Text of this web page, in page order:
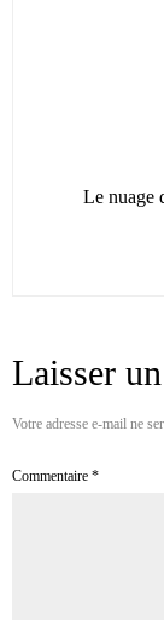
Le nuage
Laisser
Votre adresse e-mail ne
Commentaire *